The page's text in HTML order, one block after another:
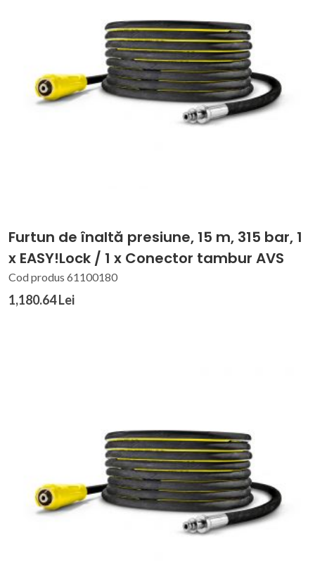
Furtun de înaltă presiune, 15 m, 315 bar, 1
x EASY!Lock / 1 x Conector tambur AVS
Cod produs 61100180
1,180.64 Lei